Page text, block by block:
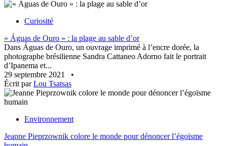
Curiosité
« Águas de Ouro » : la plage au sable d’or
Dans Águas de Ouro, un ouvrage imprimé à l’encre dorée, la
photographe brésilienne Sandra Cattaneo Adorno fait le portrait
d’Ipanema et...
29 septembre 2021
•
Écrit parLou Tsatsas
Environnement
Jeanne Pieprzownik colore le monde pour dénoncer l’égoïsme